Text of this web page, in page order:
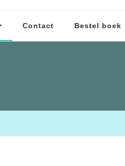
Contact Bestel boek